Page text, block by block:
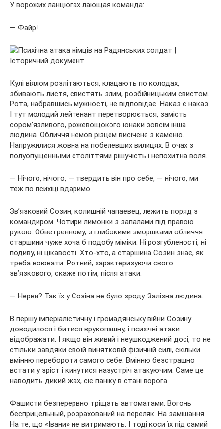
У ворожих ланцюгах лающая команда:
— Файр!
Кулі віялом розлітаються, клацають по колодах,
збивають листя, свистять злим, розбійницьким свистом.
Рота, набравшись мужності, не відповідає. Наказ є наказ.
І тут молодий лейтенант перетворюється, замість
сором’язливого, рожевощокого юнаки зовсім інша
людина. Обличчя немов різцем висічене з каменю.
Напружилися жовна на побелевших вилицях. В очах з
полуопущенными століттями рішучість і непохитна воля.
— Нічого, нічого, — твердить він про себе, — нічого, ми
теж по психіці вдаримо.
Зв’язковий Созин, колишній чапаевец, лежить поряд з
командиром. Чотири лимонки з запалами під правою
рукою. Обветренному, з глибокими зморшками обличчя
старшини чуже хоча б подобу міміки. Ні розгубленості, ні
подиву, ні цікавості. Хто-хто, а старшина Созин знає, як
треба воювати. Ротний, характеризуючи свого
зв’язкового, скаже потім, після атаки:
— Нерви? Так їх у Созіна не було зроду. Залізна людина.
В першу імперіалістичну і громадянську війни Созину
доводилося і битися врукопашну, і психічні атаки
відображати. І якщо він живий і неушкоджений досі, то не
стільки завдяки своїй винятковій фізичній силі, скільки
вмінню перебороти самого себе. Вмінню безстрашно
встати у зріст і кинутися назустріч атакуючим. Саме це
наводить дикий жах, сіє паніку в стані ворога.
Фашисти безперервно тріщать автоматами. Вогонь
бесприцельный, розрахований на переляк. На замішання.
На те, що «Івани» не витримають. І тоді коси їх під самий